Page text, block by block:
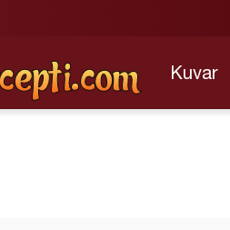
Kuvar